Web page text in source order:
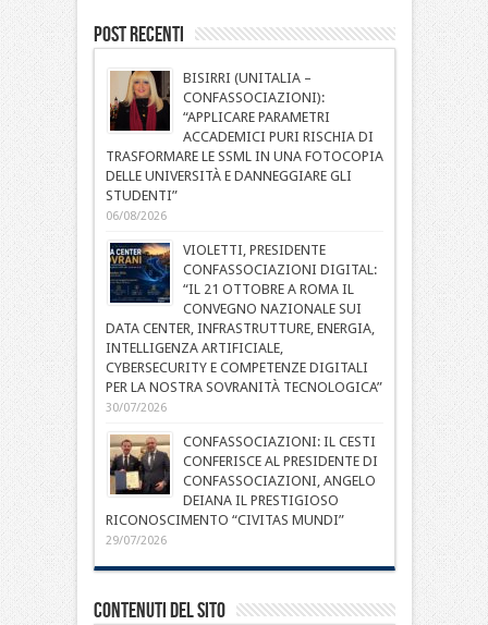
Post Recenti
BISIRRI (UNITALIA –
CONFASSOCIAZIONI):
“APPLICARE PARAMETRI
ACCADEMICI PURI RISCHIA DI
TRASFORMARE LE SSML IN UNA FOTOCOPIA
DELLE UNIVERSITÀ E DANNEGGIARE GLI
STUDENTI”
06/08/2026
VIOLETTI, PRESIDENTE
CONFASSOCIAZIONI DIGITAL:
“IL 21 OTTOBRE A ROMA IL
CONVEGNO NAZIONALE SUI
DATA CENTER, INFRASTRUTTURE, ENERGIA,
INTELLIGENZA ARTIFICIALE,
CYBERSECURITY E COMPETENZE DIGITALI
PER LA NOSTRA SOVRANITÀ TECNOLOGICA”
30/07/2026
CONFASSOCIAZIONI: IL CESTI
CONFERISCE AL PRESIDENTE DI
CONFASSOCIAZIONI, ANGELO
DEIANA IL PRESTIGIOSO
RICONOSCIMENTO “CIVITAS MUNDI”
29/07/2026
Contenuti del sito